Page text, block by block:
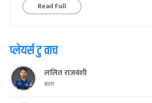
Read Full
प्लेयर्स टु वाच
ललित राजवंशी
बलर